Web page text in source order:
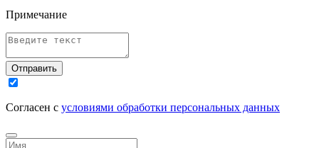
Примечание
Отправить
Согласен с условиями обработки персональных данных